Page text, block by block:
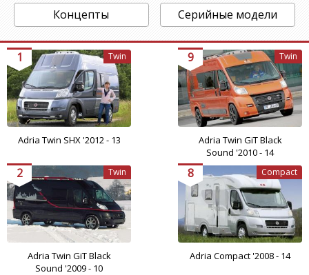
Концепты Серийные модели
Adria Twin SHX '2012 - 13
1 Twin
Adria Twin GiT Black
Sound '2010 - 14
9 Twin
Adria Twin GiT Black
Sound '2009 - 10
2 Twin
Adria Compact '2008 - 14
8 Compact